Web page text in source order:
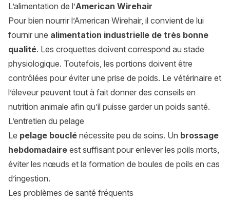
L’alimentation de l’American Wirehair
Pour bien nourrir l’American Wirehair, il convient de lui
fournir une alimentation industrielle de très bonne
qualité. Les croquettes doivent correspond au stade
physiologique. Toutefois, les portions doivent être
contrôlées pour éviter une prise de poids. Le vétérinaire et
l’éleveur peuvent tout à fait donner des conseils en
nutrition animale afin qu’il puisse garder un poids santé.
L’entretien du pelage
Le pelage bouclé nécessite peu de soins. Un brossage
hebdomadaire est suffisant pour enlever les poils morts,
éviter les nœuds et la formation de boules de poils en cas
d’ingestion.
Les problèmes de santé fréquents